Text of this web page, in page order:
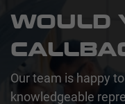
WOULD
Our team is happy
knowledgeable